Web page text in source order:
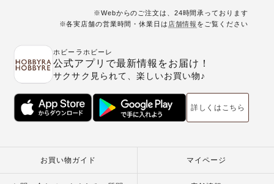
※Webからのご注文は、24時間承っております
※各実店舗の営業時間・休業日は 店舗情報 をご覧ください
ホビーラホビーレ
公式アプリで最新情報をお届け！
サクサク見られて、楽しいお買い物♪
詳しくはこちら
お買い物ガイド マイページ